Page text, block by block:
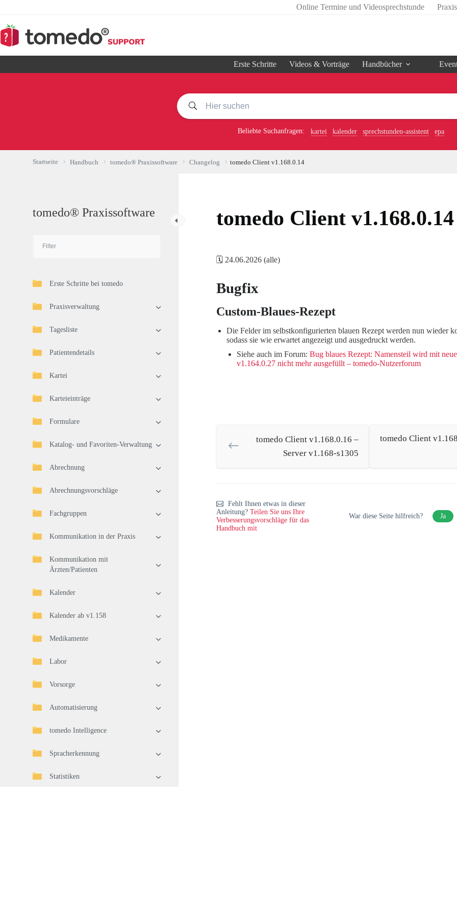
springen
Online Termine und Videosprechstunde
Erste Schritte Videos & Vorträge Handbücher
Beliebte Suchanfragen: kartei kalender sprechstunden-assistent epa
Startseite Handbuch tomedo® Praxissoftware Changelog tomedo Client v1.168.0.14
tomedo® Praxissoftware
Erste Schritte bei tomedo
Praxisverwaltung
Tagesliste
Patientendetails
Kartei
Karteieinträge
Formulare
Katalog- und Favoriten-Verwaltung
Abrechnung
Abrechnungsvorschläge
Fachgruppen
Kommunikation in der Praxis
Kommunikation mit
Ärzten/Patienten
Kalender
Kalender ab v1.158
Medikamente
Labor
Vorsorge
Automatisierung
tomedo Intelligence
Spracherkennung
Statistiken
tomedo Client v1.168.0.14
🗓️ 24.06.2026 (alle)
Bugfix
Custom-Blaues-Rezept
Die Felder im selbstkonfigurierten blauen Rezept werden nun wieder
sodass sie wie erwartet angezeigt und ausgedruckt werden.
Siehe auch im Forum: Bug blaues Rezept: Namensteil wird mit
v1.164.0.27 nicht mehr ausgefüllt – tomedo-Nutzerforum
tomedo Client v1.168.0.16 –
Server v1.168-s1305
tomedo Client
Fehlt Ihnen etwas in dieser
Anleitung? Teilen Sie uns Ihre
Verbesserungsvorschläge für das
Handbuch mit
War diese Seite hilfreich? Ja